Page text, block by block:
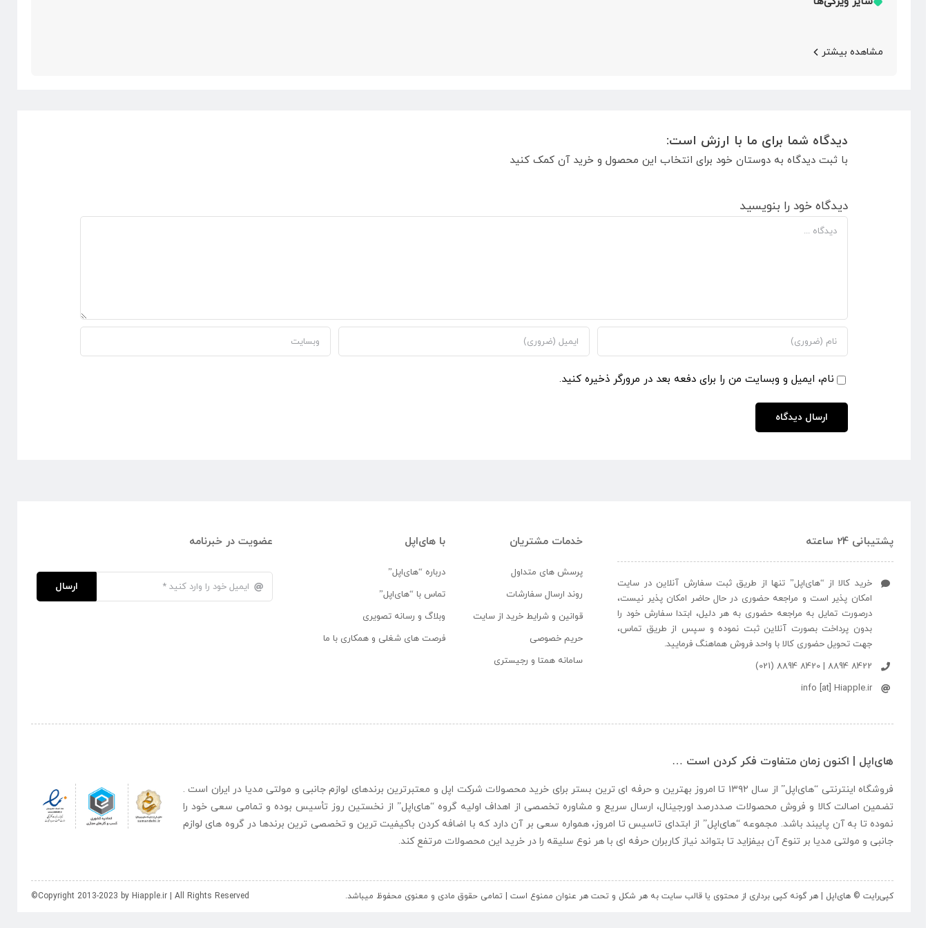
مشاهده بیشتر
دیدگاه شما برای ما با ارزش است:
با ثبت دیدگاه به دوستان خود برای انتخاب این محصول و خرید آن کمک کنید
دیدگاه خود را بنویسید
دیدگاه
نام، ایمیل و وبسایت من را برای دفعه بعد در مرورگر ذخیره کنید.
پشتیبانی 24 ساعته
خرید کالا از “های‌اپل” تنها از طریق ثبت سفارش آنلاین در سایت
امکان پذیر است و مراجعه حضوری در حال حاضر امکان پذیر نیست،
درصورت تمایل به مراجعه حضوری به هر دلیل، ابتدا سفارش خود را
بدون پرداخت بصورت آنلاین ثبت نموده و سپس از طریق تماس،
جهت تحویل حضوری کالا با واحد فروش هماهنگ فرمایید.
8422 8894 | 8420 8894 (021)
info [at] Hiapple.ir
خدمات مشتریان
پرسش های متداول
روند ارسال سفارشات
قوانین و شرایط خرید از سایت
حریم خصوصی
سامانه همتا و رجیستری
با های‌اپل
درباره “های‌اپل”
تماس با “های‌اپل”
وبلاگ و رسانه تصویری
فرصت های شغلی و همکاری با ما
عضویت در خبرنامه
ارسال
های‌اپل | اکنون زمان متفاوت فکر کردن است …
فروشگاه اینترنتی “های‌اپل
” از سال ۱۳۹۲ تا امروز بهترین و حرفه ای ترین بستر برای خرید محصولات شرکت اپل و معتبرترین برندهای لوازم جانبی و مولتی مدیا در ایران است .
تضمین اصالت کالا و فروش محصولات صددرصد اورجینال، ارسال سریع و مشاوره تخصصی از اهداف اولیه گروه “های‌اپل” از نخستین روز تأسیس بوده و تمامی سعی خود را
نموده تا به آن پایبند باشد. مجموعه “های‌اپل” از ابتدای تاسیس تا امروز، همواره سعی بر آن دارد که با اضافه کردن باکیفیت ترین و تخصصی ترین برندها در گروه های لوازم
جانبی و مولتی مدیا بر تنوع آن بیفزاید تا بتواند نیاز کاربران حرفه ای با هر نوع سلیقه را در خرید این محصولات مرتفع کند.
کپی‌رایت © های‌اپل | هر گونه کپی برداری از محتوی یا قالب سایت به هر شکل و تحت هر عنوان ممنوع است | تمامی حقوق مادی و معنوی محفوظ میباشد. ©Copyright 2013-2023 by Hiapple.ir | All Rights Reserved